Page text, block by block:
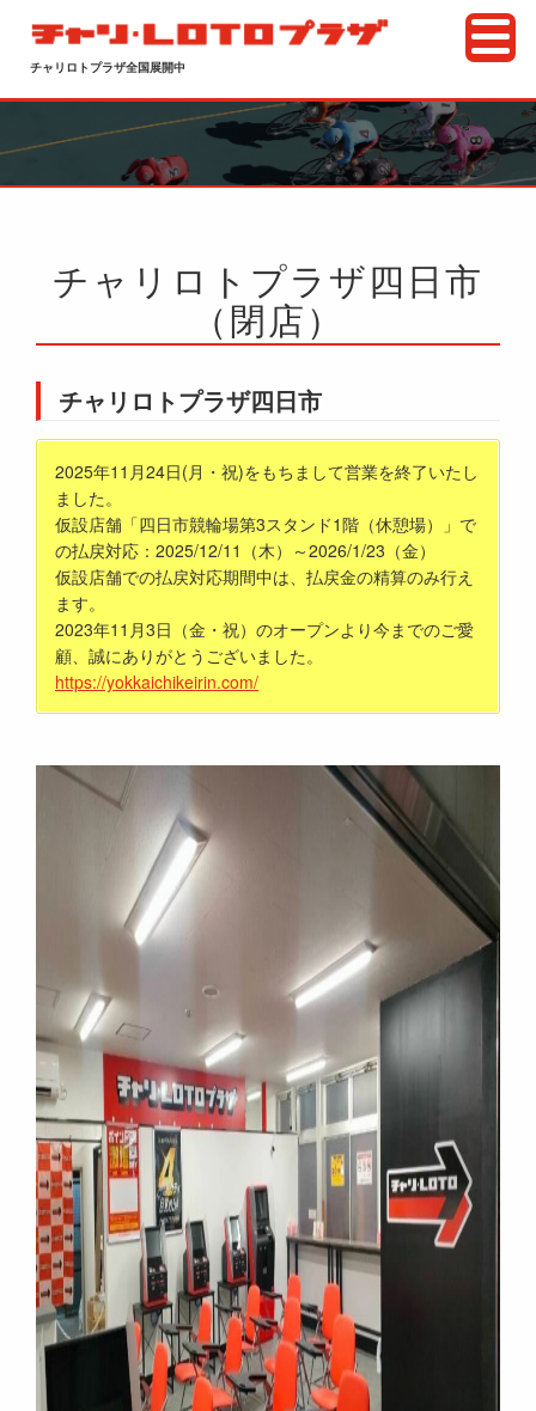
チャリロトプラザ全国展開中
チャリロトプラザ四日市
（閉店）
チャリロトプラザ四日市
2025年11月24日(月・祝)をもちまして営業を終了いたし
ました。
仮設店舗「四日市競輪場第3スタンド1階（休憩場）」で
の払戻対応：2025/12/11（木）～2026/1/23（金）
仮設店舗での払戻対応期間中は、払戻金の精算のみ行え
ます。
2023年11月3日（金・祝）のオープンより今までのご愛
顧、誠にありがとうございました。
https://yokkaichikeirin.com/